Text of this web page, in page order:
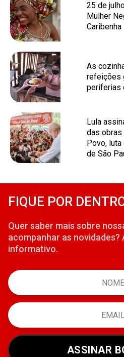
25 de
Mulher
Caribenha
As
refeições
periferias
Lula
das obras
Povo,
de São
FIQUE POR
Quer saber mais sobre
acompanhar as
informativo.
ASSINAR